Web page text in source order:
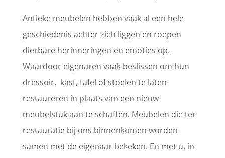
Antieke meubelen hebben vaak al een hele
geschiedenis achter zich liggen en roepen
dierbare herinneringen en emoties op.
Waardoor eigenaren vaak beslissen om hun
dressoir, kast, tafel of stoelen te laten
restaureren in plaats van een nieuw
meubelstuk aan te schaffen. Meubelen die ter
restauratie bij ons binnenkomen worden
samen met de eigenaar bekeken. En met u, in